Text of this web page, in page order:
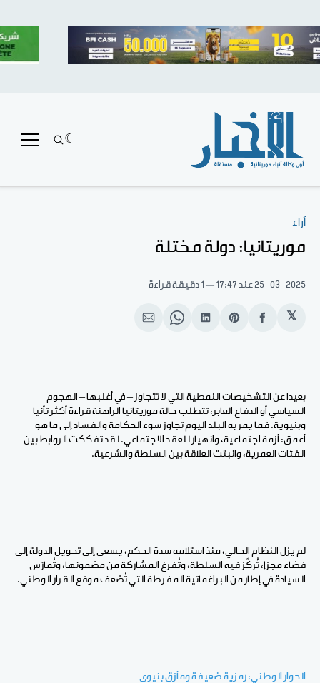
آراء
موريتانيا: دولة مختلة
25-03-2025عند 17:47 1 دقيقة قراءة
𝕏
انشر
الفيسبوك
Share
Pinterest
انشر
لينكد
Share
WhatsApp
انشر
الإيميل
بعيدا عن التشخيصات النمطية التي لا تتجاوز – في أغلبها – الهجوم
السياسي أو الدفاع العابر، تتطلب حالة موريتانيا الراهنة قراءة أكثر تأنيا
وبنيوية. فما يمر به البلد اليوم تجاوز سوء الحكامة والفساد إلى ما هو
أعمق: أزمة اجتماعية، وانهيار للعقد الاجتماعي. لقد تفككت الروابط بين
الفئات العمرية، وانبتت العلاقة بين السلطة والشرعية.
لم يزل النظام الحالي، منذ استلامه سدة الحكم، يسعى إلى تحويل الدولة إلى
فضاء مجزإ، تُركَّز فيه السلطة، وتُفرغ المشاركة من مضمونها، وتُمارَس
السيادة في إطار من البراغماتية المفرطة التي تُضعف موقع القرار الوطني.
الحوار الوطني: رمزية ضعيفة ومأزق بنيوي